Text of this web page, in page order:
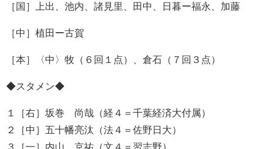
［国］上出、池内、諸見里、田中、日暮ー福永、加藤
［中］植田ー古賀
［本］〈中〉牧（６回１点）、倉石（７回３点）
◆スタメン◆
１［右］坂巻 尚哉（経４＝千葉経済大付属）
２［中］五十幡亮汰（法４＝佐野日大）
３［一］内山 京祐（文４＝習志野）